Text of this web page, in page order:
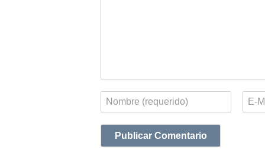
Nombre